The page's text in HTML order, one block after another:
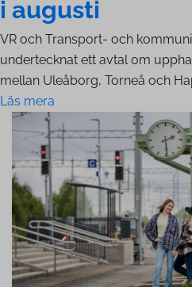
i augusti
VR och Transport- och
undertecknat ett avtal om
mellan Uleåborg, Torneå och
Läs mera